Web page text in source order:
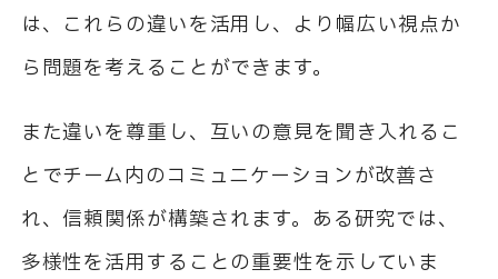
は、これらの違いを活用し、より幅広い視点か
ら問題を考えることができます。
また違いを尊重し、互いの意見を聞き入れるこ
とでチーム内のコミュニケーションが改善さ
れ、信頼関係が構築されます。ある研究では、
多様性を活用することの重要性を示していま